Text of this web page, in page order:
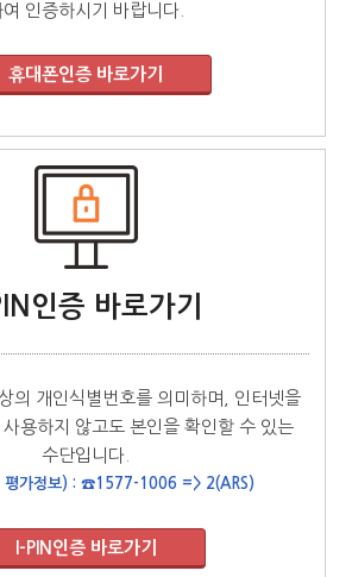
여 인증하시기 바랍니다.
인증 바로가기
의 개인식별번호를 의미하며, 인터넷을
용하지 않고도 본인을 확인할 수 있는
수단입니다.
평가정보) : ☎1577-1006 => 2(ARS)